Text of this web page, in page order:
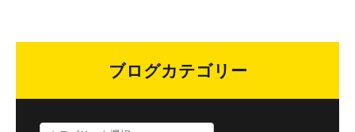
ブログカテゴリー